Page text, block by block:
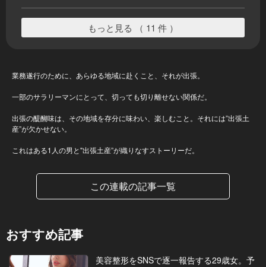
もっと見る （ 11 件 ）
業務遂行のために、あらゆる地域に赴くこと、それが出張。
一部のサラリーマンにとって、切っても切り離せない関係だ。
出張の醍醐味は、その地域を存分に味わい、楽しむこと。それには”出張土
産”が欠かせない。
これはある1人の男と"出張土産”が織りなすストーリーだ。
この連載の記事一覧
おすすめ記事
美容整形をSNSで逐一報告する29歳女。予